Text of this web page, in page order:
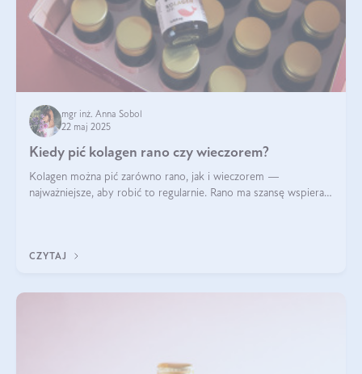
mgr inż. Anna Sobol
22 maj 2025
Kiedy pić kolagen rano czy wieczorem?
Kolagen można pić zarówno rano, jak i wieczorem —
najważniejsze, aby robić to regularnie. Rano ma szansę wspierać
CZYTAJ